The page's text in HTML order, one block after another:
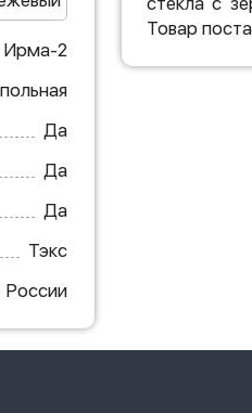
Ирма-2
Да
Да
Да
Тэкс
России
Товар